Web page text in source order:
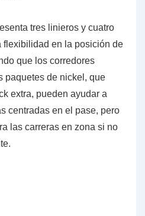
tres linieros y cuatro
flexibilidad en la posición de
que los corredores
paquetes de nickel, que
extra, pueden ayudar a
centradas en el pase, pero
las carreras en zona si no